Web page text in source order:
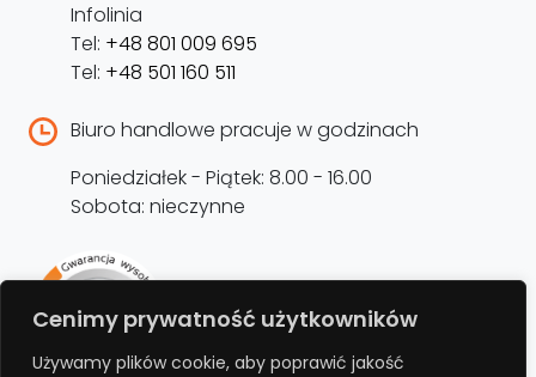
Cenimy prywatność użytkowników
Używamy plików cookie, aby poprawić jakość
Infolinia
Tel: +48 801 009 695
Tel: +48 501 160 511
Biuro handlowe pracuje w godzinach
Poniedziałek - Piątek: 8.00 - 16.00
Sobota: nieczynne
przedłużenie gwarancji